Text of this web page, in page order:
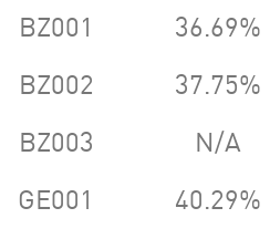
BZ001
36.69%
BZ002
37.75%
BZ003
N/A
GE001
40.29%